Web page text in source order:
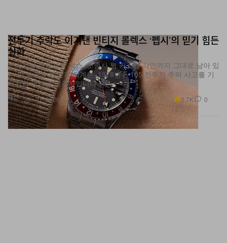
패션
전투기 추락도 이겨낸 빈티지 롤렉스 ‘펩시’의 믿기 힘든
실화
오리지널 보증서와 박스, 조종사 윙 커스텀 각인까지 그대로 남아 있
는 이 놀라운 빈티지 시계는, 1978년 F-105 전투기 추락 사고를 기
적처럼 버텨낸 생존자입니다.
Jun 27, 2026 3.7K 0